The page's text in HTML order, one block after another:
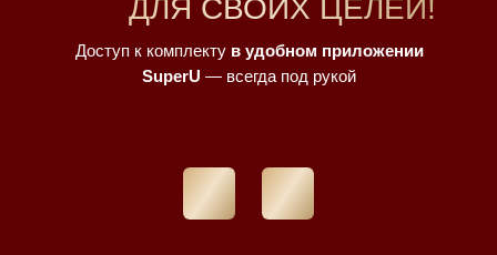
Доступ к комплектув удобном приложении
SuperU — всегда под рукой
ДЛЯ СВОИХ ЦЕЛЕЙ!